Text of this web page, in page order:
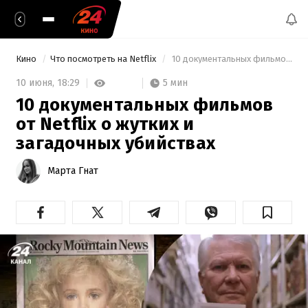
Кино Что посмотреть на Netflix 10 документальных фильмов от Netflix о жутких и загадочных убийствах
10 июня, 18:29 5 мин
10 документальных фильмов
от Netflix о жутких и
загадочных убийствах
Марта Гнат